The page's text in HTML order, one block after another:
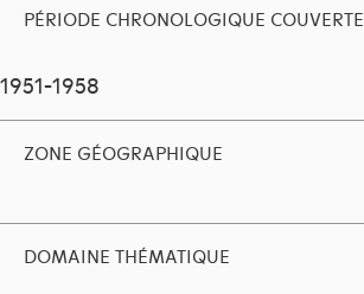
PÉRIODE CHRONOLOGIQUE COUVERTE
1951-1958
ZONE GÉOGRAPHIQUE
DOMAINE THÉMATIQUE